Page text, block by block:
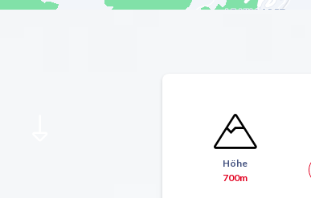
Höhe
700m